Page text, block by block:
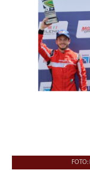
FOTO: